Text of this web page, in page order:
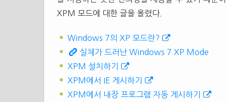
XPM 모드에 대한 글을 올렸다.
Windows 7의 XP 모드란?
실체가 드러난 Windows 7 XP Mode
XPM 설치하기
XPM에서 IE 게시하기
XPM에서 내장 프로그램 자동 게시하기